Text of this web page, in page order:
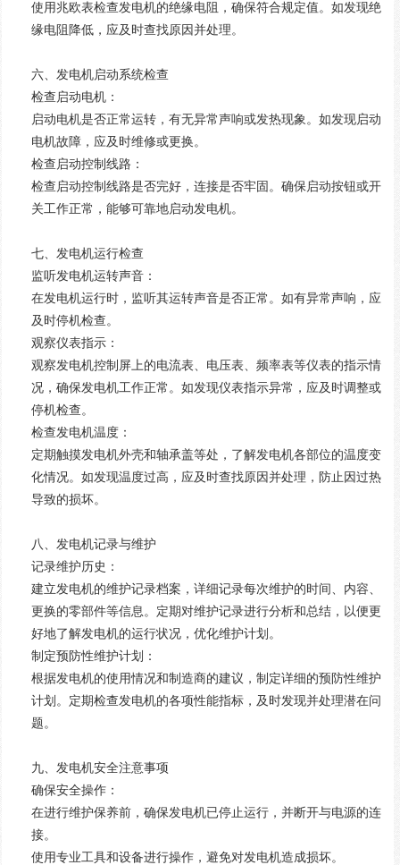
使用兆欧表检查发电机的绝缘电阻，确保符合规定值。如发现绝
缘电阻降低，应及时查找原因并处理。
六、发电机启动系统检查
检查启动电机：
启动电机是否正常运转，有无异常声响或发热现象。如发现启动
电机故障，应及时维修或更换。
检查启动控制线路：
检查启动控制线路是否完好，连接是否牢固。确保启动按钮或开
关工作正常，能够可靠地启动发电机。
七、发电机运行检查
监听发电机运转声音：
在发电机运行时，监听其运转声音是否正常。如有异常声响，应
及时停机检查。
观察仪表指示：
观察发电机控制屏上的电流表、电压表、频率表等仪表的指示情
况，确保发电机工作正常。如发现仪表指示异常，应及时调整或
停机检查。
检查发电机温度：
定期触摸发电机外壳和轴承盖等处，了解发电机各部位的温度变
化情况。如发现温度过高，应及时查找原因并处理，防止因过热
导致的损坏。
八、发电机记录与维护
记录维护历史：
建立发电机的维护记录档案，详细记录每次维护的时间、内容、
更换的零部件等信息。定期对维护记录进行分析和总结，以便更
好地了解发电机的运行状况，优化维护计划。
制定预防性维护计划：
根据发电机的使用情况和制造商的建议，制定详细的预防性维护
计划。定期检查发电机的各项性能指标，及时发现并处理潜在问
题。
九、发电机安全注意事项
确保安全操作：
在进行维护保养前，确保发电机已停止运行，并断开与电源的连
接。
使用专业工具和设备进行操作，避免对发电机造成损坏。